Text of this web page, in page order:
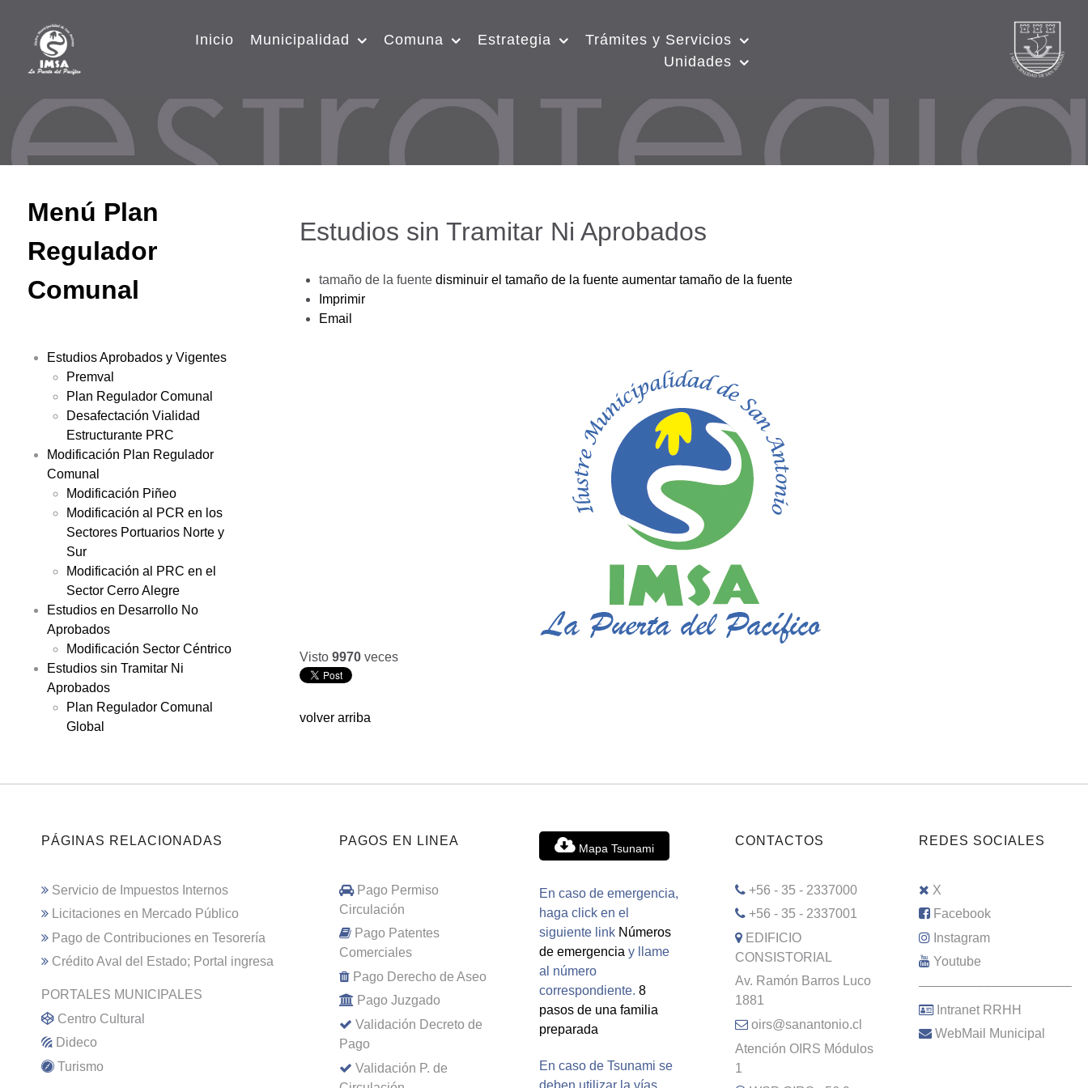
Inicio Municipalidad Comuna Estrategia
Trámites y Servicios
Unidades
Menú Plan
Regulador
Comunal
Estudios Aprobados y Vigentes
Premval
Plan Regulador Comunal
Desafectación Vialidad
Estructurante PRC
Modificación Plan Regulador
Comunal
Modificación Piñeo
Modificación al PCR en los
Sectores Portuarios Norte y
Sur
Modificación al PRC en el
Sector Cerro Alegre
Estudios en Desarrollo No
Aprobados
Modificación Sector Céntrico
Estudios sin Tramitar Ni
Aprobados
Plan Regulador Comunal
Global
Estudios sin Tramitar Ni Aprobados
tamaño de la fuente disminuir el tamaño de la fuente aumentar tamaño de la fuente
Imprimir
Email
Visto 9970 veces
volver arriba
PÁGINAS RELACIONADAS
Servicio de Impuestos Internos
Licitaciones en Mercado Público
Pago de Contribuciones en Tesorería
Crédito Aval del Estado; Portal ingresa
PORTALES MUNICIPALES
Centro Cultural
Dideco
Turismo
PAGOS EN LINEA
Pago Permiso
Circulación
Pago Patentes
Comerciales
Pago Derecho de Aseo
Pago Juzgado
Validación Decreto de
Pago
Validación P. de
Mapa Tsunami
En caso de emergencia,
haga click en el
siguiente link Números
de emergencia y llame
al número
correspondiente. 8
pasos de una familia
preparada
En caso de Tsunami se
deben utilizar la vías
CONTACTOS
+56 - 35 - 2337000
+56 - 35 - 2337001
EDIFICIO
CONSISTORIAL
Av. Ramón Barros Luco
1881
oirs@sanantonio.cl
Atención OIRS Módulos
1
REDES SOCIALES
X
Facebook
Instagram
Youtube
–––––––––––––––––––––
Intranet RRHH
WebMail Municipal